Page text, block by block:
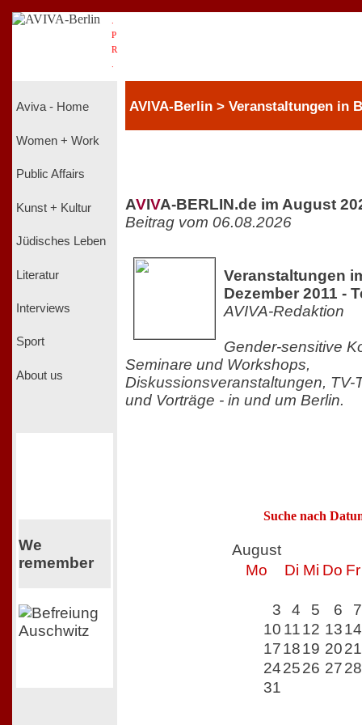
P
R
Aviva - Home
Women + Work
Public Affairs
Kunst + Kultur
Jüdisches Leben
Literatur
Interviews
Sport
About us
We
remember
AVIVA-Berlin > Veranstaltungen in
AVIVA-BERLIN.de im August
Beitrag vom 06.08.2026
Veranstaltungen
Dezember 2011 -
AVIVA-Redaktion
Gender-sensitive
Seminare und Workshops,
Diskussionsveranstaltungen, TV-
und Vorträge - in und um Berlin.
Suche nach
August
Mo
Di Mi Do Fr
3 4 5 6
7
10 1112 1314
171819 2021
242526 2728
31